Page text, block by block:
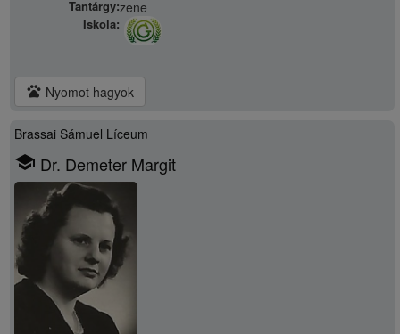
Tantárgy:zene
Iskola:
pets Nyomot hagyok
Brassai Sámuel Líceum
school Dr. Demeter Margit